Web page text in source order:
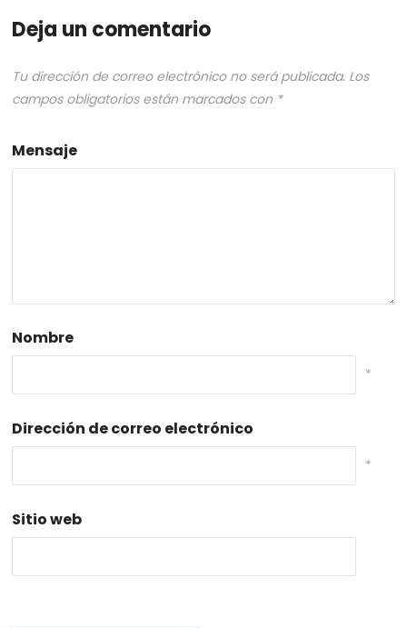
Deja un comentario
Tu dirección de correo electrónico no será publicada. Los
campos obligatorios están marcados con *
Mensaje
Nombre
*
Dirección de correo electrónico
*
Sitio web